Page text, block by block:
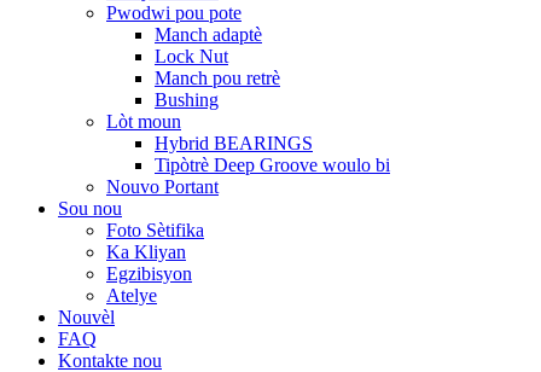
Pwodwi pou pote
Manch adaptè
Lock Nut
Manch pou retrè
Bushing
Lòt moun
Hybrid BEARINGS
Tipòtrè Deep Groove woulo bi
Nouvo Portant
Sou nou
Foto Sètifika
Ka Kliyan
Egzibisyon
Atelye
Nouvèl
FAQ
Kontakte nou